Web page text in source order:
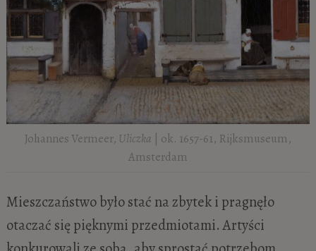
Johannes Vermeer, Uliczka | ok. 1657-61, Rijksmuseum,
Amsterdam
Mieszczaństwo było stać na zbytek i pragnęło
otaczać się pięknymi przedmiotami. Artyści